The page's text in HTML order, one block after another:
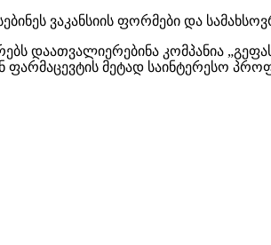
ვაკანსიის ფორმები და
დაათვალიერებინა კომპანია
მეტად საინტერესო